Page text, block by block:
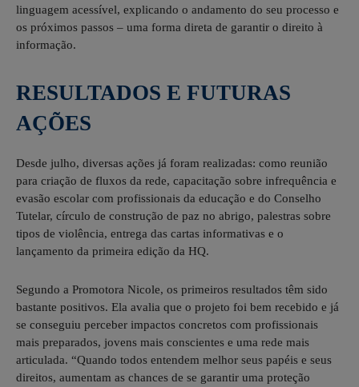
linguagem acessível, explicando o andamento do seu processo e
os próximos passos – uma forma direta de garantir o direito à
informação.
RESULTADOS E FUTURAS
AÇÕES
Desde julho, diversas ações já foram realizadas: como reunião
para criação de fluxos da rede, capacitação sobre infrequência e
evasão escolar com profissionais da educação e do Conselho
Tutelar, círculo de construção de paz no abrigo, palestras sobre
tipos de violência, entrega das cartas informativas e o
lançamento da primeira edição da HQ.
Segundo a Promotora Nicole, os primeiros resultados têm sido
bastante positivos. Ela avalia que o projeto foi bem recebido e já
se conseguiu perceber impactos concretos com profissionais
mais preparados, jovens mais conscientes e uma rede mais
articulada. “Quando todos entendem melhor seus papéis e seus
direitos, aumentam as chances de se garantir uma proteção